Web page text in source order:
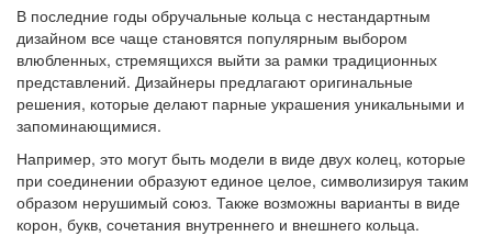
В последние годы обручальные кольца с нестандартным
дизайном все чаще становятся популярным выбором
влюбленных, стремящихся выйти за рамки традиционных
представлений. Дизайнеры предлагают оригинальные
решения, которые делают парные украшения уникальными и
запоминающимися.
Например, это могут быть модели в виде двух колец, которые
при соединении образуют единое целое, символизируя таким
образом нерушимый союз. Также возможны варианты в виде
корон, букв, сочетания внутреннего и внешнего кольца.